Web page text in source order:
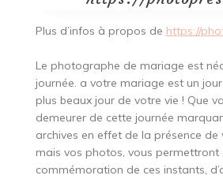
Plus d’infos à propos de https://
Le photographe de mariage est
journée. a votre mariage est un jour
plus beaux jour de votre vie ! Que
demeurer de cette journée
archives en effet de la présence
mais vos photos, vous permettront
commémoration de ces instants,